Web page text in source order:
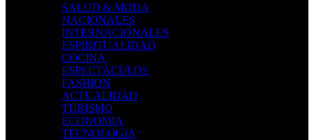
SALUD & MODA
NACIONALES
INTERNACIONALES
ESPIRITUALIDAD
COCINA
ESPECTACULOS
FASHION
ACTUALIDAD
TURISMO
ECONOMIA
TECNOLOGIA